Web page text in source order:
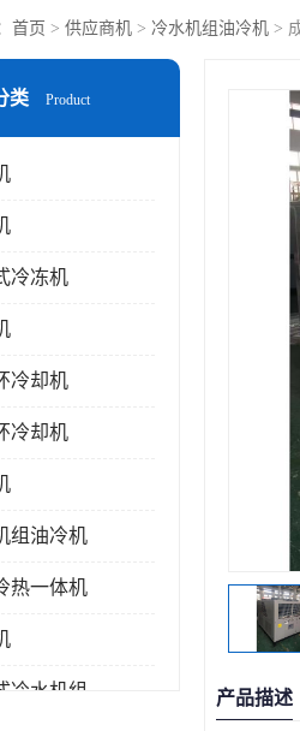
首页 > 供应商机 > 冷水机组油冷机 >
类 Product
冷冻机
冷却机
冷却机
组油冷机
热一体机
冷水机组 产品描述